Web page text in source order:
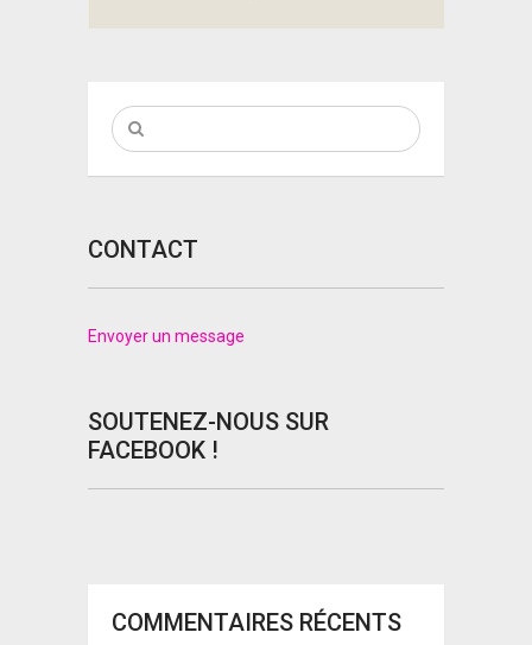
CONTACT
Envoyer un message
SOUTENEZ-NOUS SUR
FACEBOOK !
COMMENTAIRES RÉCENTS